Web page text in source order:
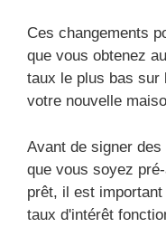
Ces changements
que vous obtenez
taux le plus bas sur
votre nouvelle
Avant de signer
que vous soyez
prêt, il est
taux d'intérêt